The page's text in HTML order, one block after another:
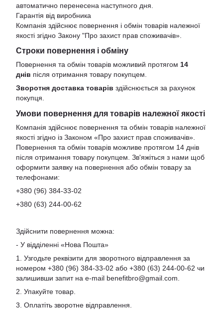
автоматично перенесена наступного дня.
Гарантія від виробника
Компанія здійснює повернення і обмін товарів належної
якості згідно Закону "Про захист прав споживачів»
Строки повернення і обміну
Повернення та обмін товарів можливий протягом 14
днів після отримання товару покупцем.
Зворотня доставка товарів здійснюється за рахунок
покупця.
Умови повернення для товарів належної якості
Компанія здійснює повернення та обмін товарів належної
якості згідно із Законом «Про захист прав споживачів».
Повернення та обмін товарів можливе протягом 14 днів
після отримання товару покупцем. Зв'яжіться з нами щоб
оформити заявку на повернення або обмін товару за
телефонами:
+380 (96) 384-33-02
+380 (63) 244-00-62
Здійснити повернення можна:
- У відділенні «Нова Пошта»
1. Узгодьте реквізити для зворотного відправлення за
номером +380 (96) 384-33-02 або +380 (63) 244-00-62 чи
залишивши запит на e-mail benefitbro@gmail.com
2. Упакуйте товар.
3. Оплатіть зворотне відправлення.